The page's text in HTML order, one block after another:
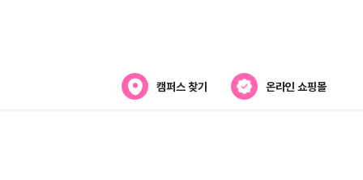
캠퍼스 찾기 온라인 쇼핑몰